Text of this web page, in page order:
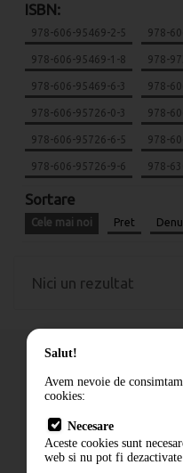
ISBN:
978-606-95469-2-5 978-
978-606-95469-1-8 978-
978-606-95469-6-3 978-
978-606-95726-0-3 978-
978-606-95726-6-5 978-
978-606-95726-9-6 978-
Sortare
Cele mai noi Pret
Nici un rezultat
Cum comand
Livrare
Contact
Salut!
Avem nevoie de
cookies:
Necesare
Aceste cookies sunt
web si nu pot fi dezactivate